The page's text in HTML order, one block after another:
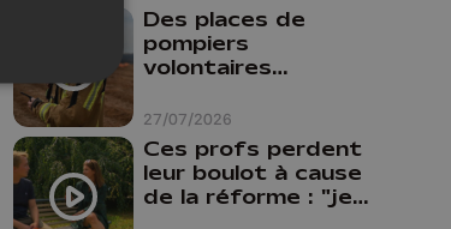
27/07/2026
Des places de
pompiers
volontaires
province de Liège :
"Un citoyen qui
n'est formé ne
peut pas nous
aider"
Ces profs perdent
leur boulot à cause
de la réforme : "je